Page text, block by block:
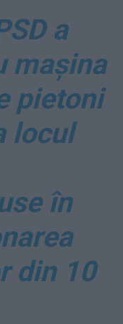
a
mașina
pietoni
locul
în
din 10